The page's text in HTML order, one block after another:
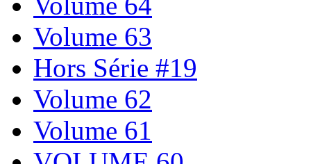
Volume 63
Hors Série #19
Volume 62
Volume 61